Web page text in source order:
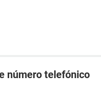
número telefónico